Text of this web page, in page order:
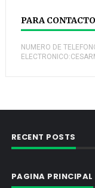
PARA
NUMERO DE
RECENT POSTS
PAGINA PRINCIPAL